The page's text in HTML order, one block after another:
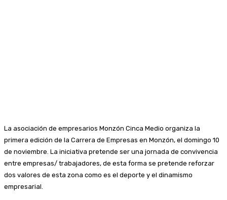
La asociación de empresarios Monzón Cinca Medio organiza la
primera edición de la Carrera de Empresas en Monzón, el domingo 10
de noviembre. La iniciativa pretende ser una jornada de convivencia
entre empresas/ trabajadores, de esta forma se pretende reforzar
dos valores de esta zona como es el deporte y el dinamismo
empresarial.